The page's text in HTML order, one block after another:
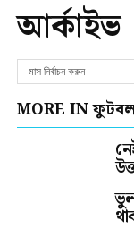
আর্কাইভ
MORE IN